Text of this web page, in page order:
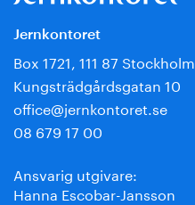
Jernkontoret
Box 1721, 111 87 Stockholm
Kungsträdgårdsgatan 10
office@jernkontoret.se
08 679 17 00
Ansvarig utgivare:
Hanna Escobar-Jansson